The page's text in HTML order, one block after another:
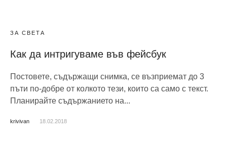
ЗА СВЕТА
Как да интригуваме във фейсбук
Постовете, съдържащи снимка, се възприемат до 3
пъти по-добре от колкото тези, които са само с текст.
Планирайте съдържанието на...
krivivan 18.02.2018